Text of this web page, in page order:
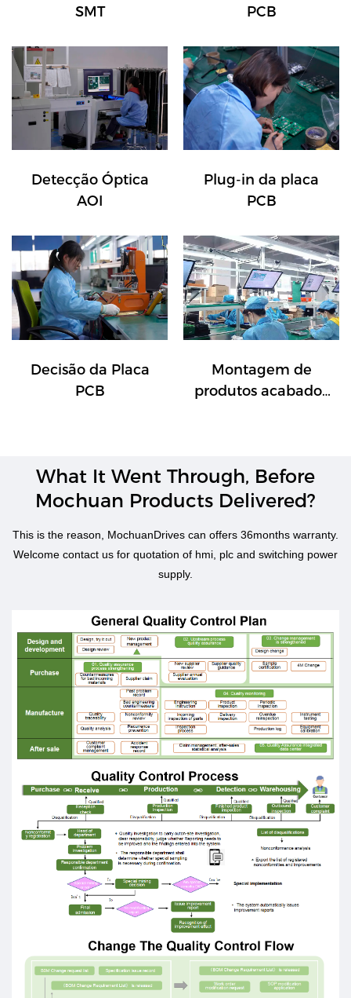
SMT
PCB
Detecção Óptica
AOI
Plug-in da placa
PCB
Decisão da Placa
PCB
Montagem de
produtos acabados
What It Went Through, Before
Mochuan Products Delivered?​​​​​​​
This is the reason, MochuanDrives can offers 36months warranty.
Welcome contact us for quotation of hmi, plc and switching power
supply.